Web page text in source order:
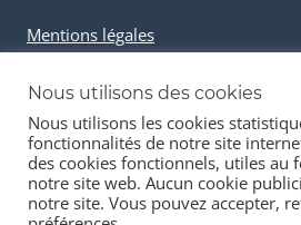
Mentions légales
Cookies et données personnelles
Nous utilisons des cookies
Nous utilisons les cookies
fonctionnalités de notre site
des cookies fonctionnels, utiles au
notre site web. Aucun cookie
notre site. Vous pouvez accepter,